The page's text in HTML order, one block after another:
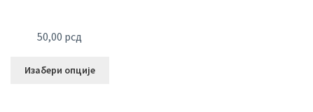
50,00 рсд
Изабери опције